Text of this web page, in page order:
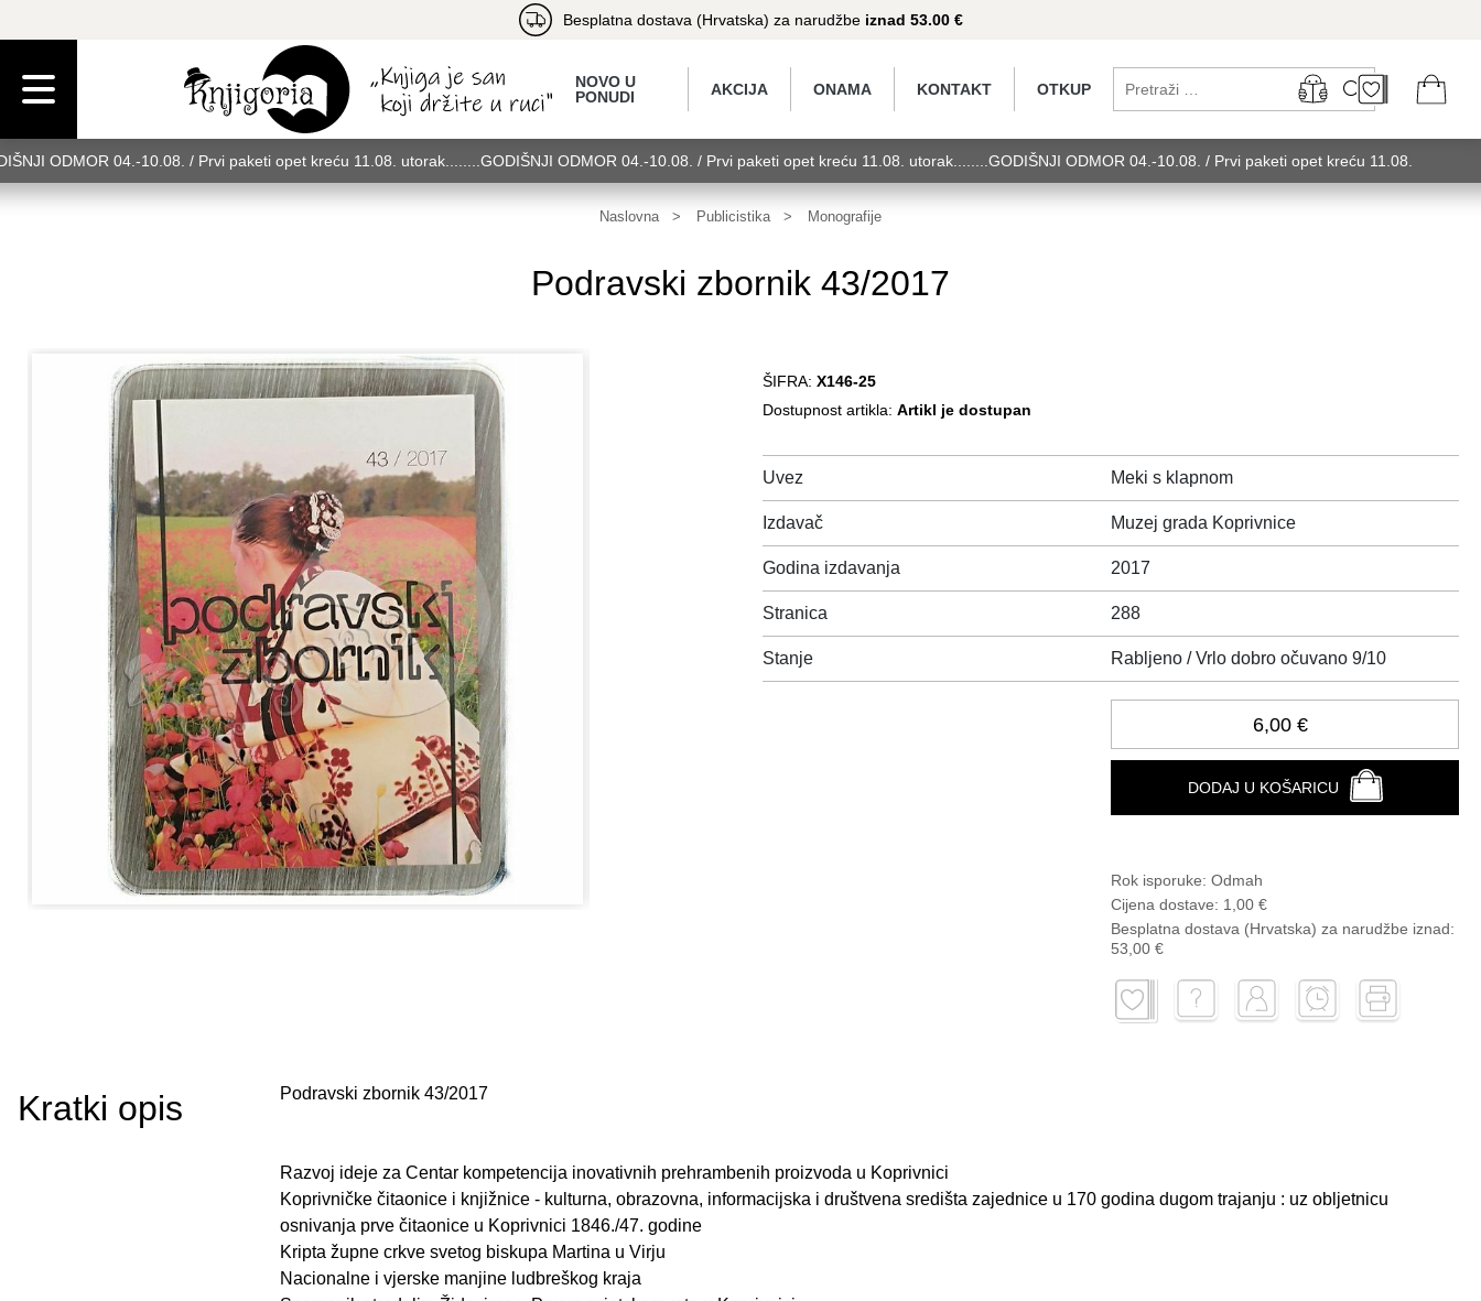
Besplatna dostava (Hrvatska) za narudžbeiznad 53.00 €
NOVO U
PONUDI
AKCIJA ONAMA KONTAKT OTKUP
ODMOR 04.-10.08. / Prvi paketi opet kreću 11.08. utorak........GODIŠNJI ODMOR 04.-10.08. / Prvi paketi opet kreću 11.08. utorak........GODIŠNJI ODMOR 04.-10.08. / Prvi paketi opet kreću 11.08.
ODMOR 04.-10.08. / Prvi paketi opet kreću 11.08. utorak........GODIŠNJI ODMOR 04.-10.08. / Prvi paketi opet kreću 11.08. utorak........GODIŠNJI ODMOR 04.-10.08. / Prvi paketi opet kreću
utorak........GODIŠNJI ODMOR 04.-10.08. / Prvi paketi opet kreću 11.08. utorak........GODIŠNJI ODMOR 04.-10.08. / Prvi paketi opet kreću 11.08. utorak........GODIŠNJI ODMOR 0
Naslovna Publicistika Monografije
Podravski zbornik 43/2017
ŠIFRA: X146-25
Dostupnost artikla: Artikl je dostupan
Uvez Meki s klapnom
Izdavač Muzej grada Koprivnice
Godina izdavanja 2017
Stranica 288
Stanje Rabljeno / Vrlo dobro očuvano 9/10
6,00 €
DODAJ U KOŠARICU
Rok isporuke: Odmah
Cijena dostave: 1,00 €
Besplatna dostava (Hrvatska) za narudžbe iznad:
53,00 €
Kratki opis Podravski zbornik 43/2017
Razvoj ideje za Centar kompetencija inovativnih prehrambenih proizvoda u Koprivnici
Koprivničke čitaonice i knjižnice - kulturna, obrazovna, informacijska i društvena središta zajednice u 170 godina dugom trajanju : uz obljetnicu
osnivanja prve čitaonice u Koprivnici 1846./47. godine
Kripta župne crkve svetog biskupa Martina u Virju
Nacionalne i vjerske manjine ludbreškog kraja